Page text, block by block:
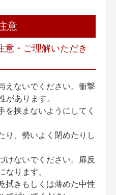
意
意・ご理解いただき
えないでください。衝撃
があります。
挟まないようにしてく
り、勢いよく閉めたりし
けないでください。扉反
なります。
拭きもしくは薄めた中性